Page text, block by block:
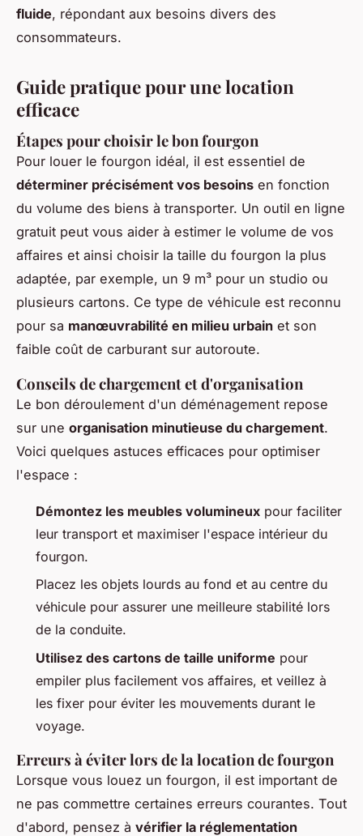
fluide, répondant aux besoins divers des
consommateurs.
Guide pratique pour une location
efficace
Étapes pour choisir le bon fourgon
Pour louer le fourgon idéal, il est essentiel de
déterminer précisément vos besoins en fonction
du volume des biens à transporter. Un outil en ligne
gratuit peut vous aider à estimer le volume de vos
affaires et ainsi choisir la taille du fourgon la plus
adaptée, par exemple, un 9 m³ pour un studio ou
plusieurs cartons. Ce type de véhicule est reconnu
pour sa manœuvrabilité en milieu urbain et son
faible coût de carburant sur autoroute.
Conseils de chargement et d'organisation
Le bon déroulement d'un déménagement repose
sur une organisation minutieuse du chargement.
Voici quelques astuces efficaces pour optimiser
l'espace :
Démontez les meubles volumineux pour faciliter
leur transport et maximiser l'espace intérieur du
fourgon.
Placez les objets lourds au fond et au centre du
véhicule pour assurer une meilleure stabilité lors
de la conduite.
Utilisez des cartons de taille uniforme pour
empiler plus facilement vos affaires, et veillez à
les fixer pour éviter les mouvements durant le
voyage.
Erreurs à éviter lors de la location de fourgon
Lorsque vous louez un fourgon, il est important de
ne pas commettre certaines erreurs courantes. Tout
d'abord, pensez à vérifier la réglementation